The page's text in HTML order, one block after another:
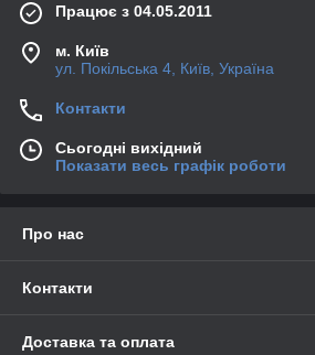
Працює з 04.05.2011
м. Київ
ул. Покільська 4, Київ, Україна
Контакти
Сьогодні вихідний
Показати весь графік роботи
Про нас
Контакти
Доставка та оплата